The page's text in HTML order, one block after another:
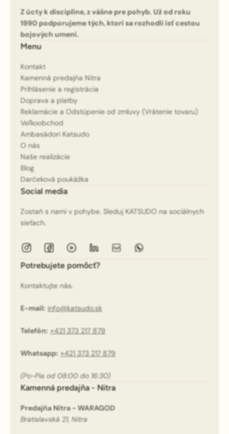
Z úcty k disciplíne, z vášne pre pohyb. Už od roku
1990 podporujeme tých, ktorí sa rozhodli ísť cestou
bojových umení.
Menu
Kontakt
Kamenná predajňa Nitra
Prihlásenie a registrácia
Doprava a platby
Reklamácie a Odstúpenie od zmluvy (Vrátenie tovaru)
Veľkoobchod
Ambasádori Katsudo
O nás
Naše realizácie
Blog
Darčeková poukážka
Social media
Zostaň s nami v pohybe. Sleduj KATSUDO na sociálnych
sieťach.
Potrebujete pomôcť?
Kontaktujte nás.
E-mail: info@katsudo.sk
Telefón: +421 373 217 879
Whatsapp: +421 373 217 879
(Po-Pia od 08:00 do 16:30)
Kamenná predajňa - Nitra
Predajňa Nitra - WARAGOD
Bratislavská 21, Nitra